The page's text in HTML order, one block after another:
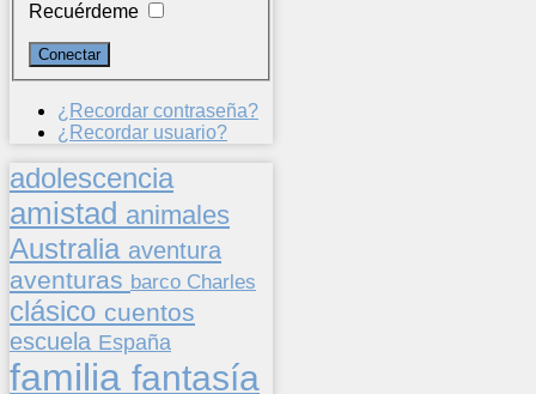
Recuérdeme
¿Recordar contraseña?
¿Recordar usuario?
adolescencia
amistad animales
Australia aventura
aventuras barco Charles
clásico cuentos
escuela España
familia fantasía